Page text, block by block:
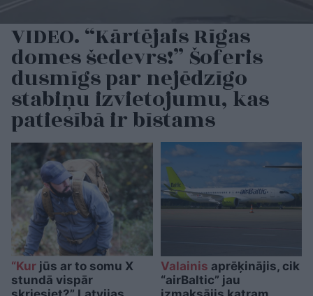
VIDEO. “Kārtējais Rīgas
domes šedevrs!” Šoferis
dusmīgs par nejēdzīgo
stabiņu izvietojumu, kas
patiesībā ir bīstams
“Kur jūs ar to somu X
stundā vispār
Valainis aprēķinājis, cik
“airBaltic” jau